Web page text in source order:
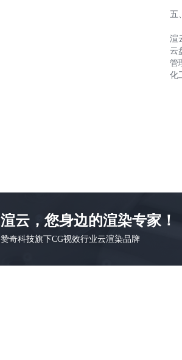
五
渲
云
管
化
渲云，您身边的渲染专家！
赞奇科技旗下CG视效行业云渲染品牌